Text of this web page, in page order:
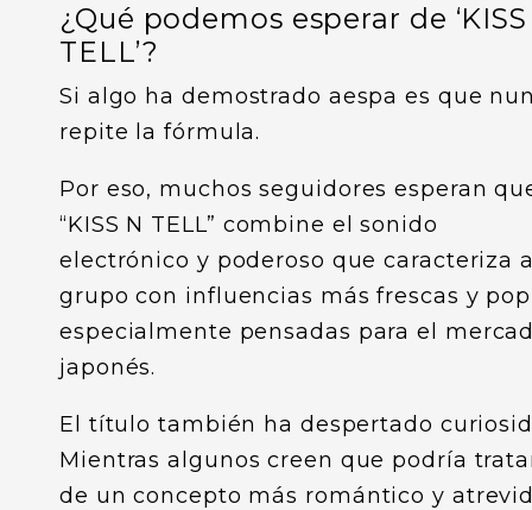
¿Qué podemos esperar de
TELL’?
Si algo ha demostrado aespa es que
repite la fórmula.
Por eso, muchos seguidores esperan
“KISS N TELL” combine el sonido
electrónico y poderoso que caracteriza
grupo con influencias más frescas y
especialmente pensadas para el
japonés.
El título también ha despertado
Mientras algunos creen que podría
de un concepto más romántico y